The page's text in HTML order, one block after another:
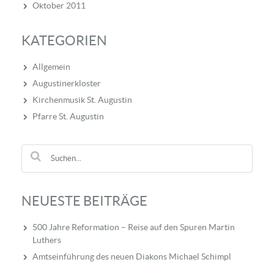
Oktober 2011
KATEGORIEN
Allgemein
Augustinerkloster
Kirchenmusik St. Augustin
Pfarre St. Augustin
NEUESTE BEITRÄGE
500 Jahre Reformation – Reise auf den Spuren Martin
Luthers
Amtseinführung des neuen Diakons Michael Schimpl